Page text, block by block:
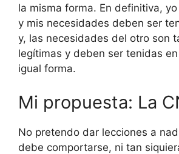
la misma forma. En definitiva,
y mis necesidades deben ser
y, las necesidades del otro son
legítimas y deben ser tenidas
igual forma.
Mi propuesta: La
No pretendo dar lecciones a
debe comportarse, ni tan